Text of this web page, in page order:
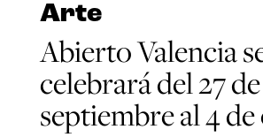
Arte
Abierto Valencia
celebrará del 27 de
septiembre al 4